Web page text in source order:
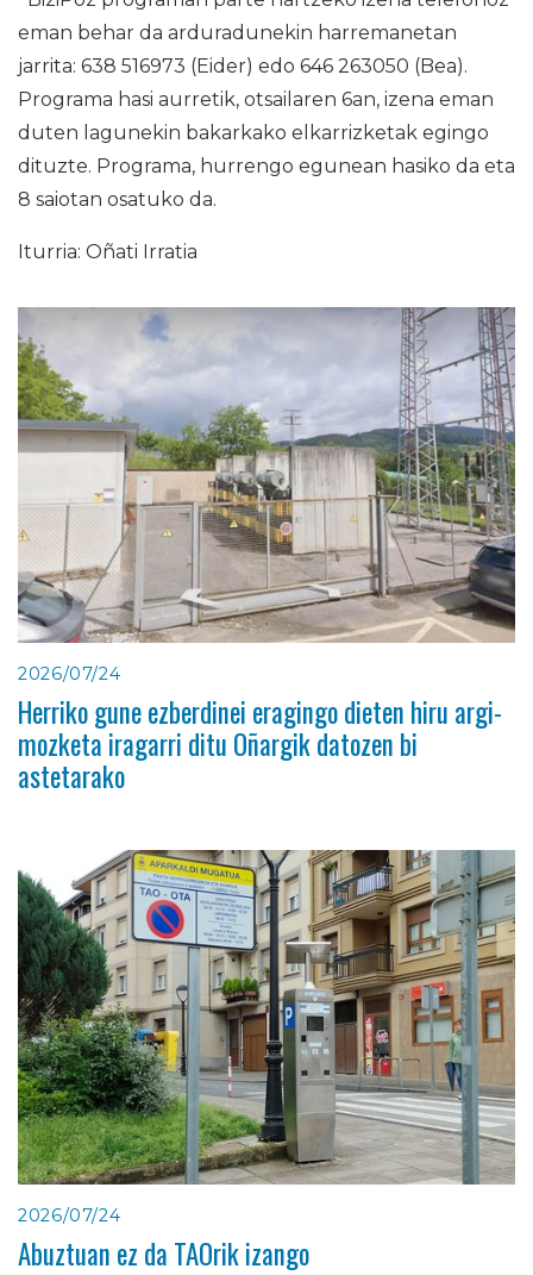
eman behar da arduradunekin harremanetan
jarrita: 638 516973 (Eider) edo 646 263050 (Bea).
Programa hasi aurretik, otsailaren 6an, izena eman
duten lagunekin bakarkako elkarrizketak egingo
dituzte. Programa, hurrengo egunean hasiko da eta
8 saiotan osatuko da.
Iturria: Oñati Irratia
2026/07/24
Herriko gune ezberdinei eragingo dieten hiru argi-
mozketa iragarri ditu Oñargik datozen bi
astetarako
2026/07/24
Abuztuan ez da TAOrik izango